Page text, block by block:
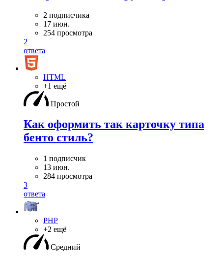
2 подписчика
17 июн.
254 просмотра
2
ответа
HTML
+1 ещё
Простой
Как оформить так карточку типа
бенто стиль?
1 подписчик
13 июн.
284 просмотра
3
ответа
PHP
+2 ещё
Средний